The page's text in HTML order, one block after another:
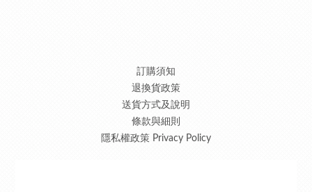
訂購須知
退換貨政策
送貨方式及說明
條款與細則
隱私權政策 Privacy Policy